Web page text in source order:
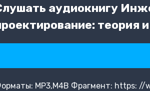
аудиокнигу
теория
MP3,M4B Фрагмент: https: